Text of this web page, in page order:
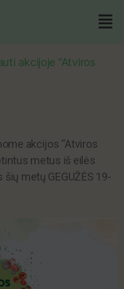
akcijoje “Atviros
akcijos “Atviros
metus iš eilės
metų GEGUŽĖS 19-